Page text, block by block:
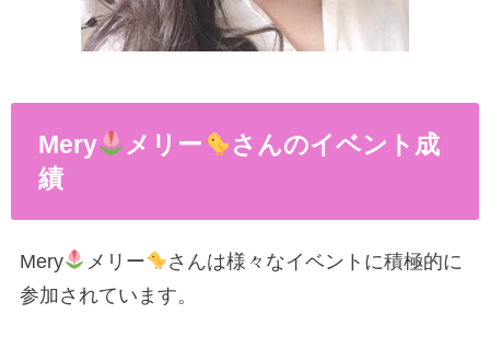
Mery メリー
さんのイベント成
績
Mery メリー
さんは様々なイベントに積極的に
参加されています。